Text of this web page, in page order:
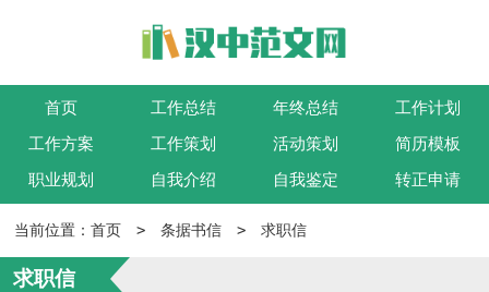
首页 工作总结 年终总结 工作计划
工作方案 工作策划 活动策划 简历模板
职业规划 自我介绍 自我鉴定 转正申请
当前位置：首页 > 条据书信 > 求职信
求职信